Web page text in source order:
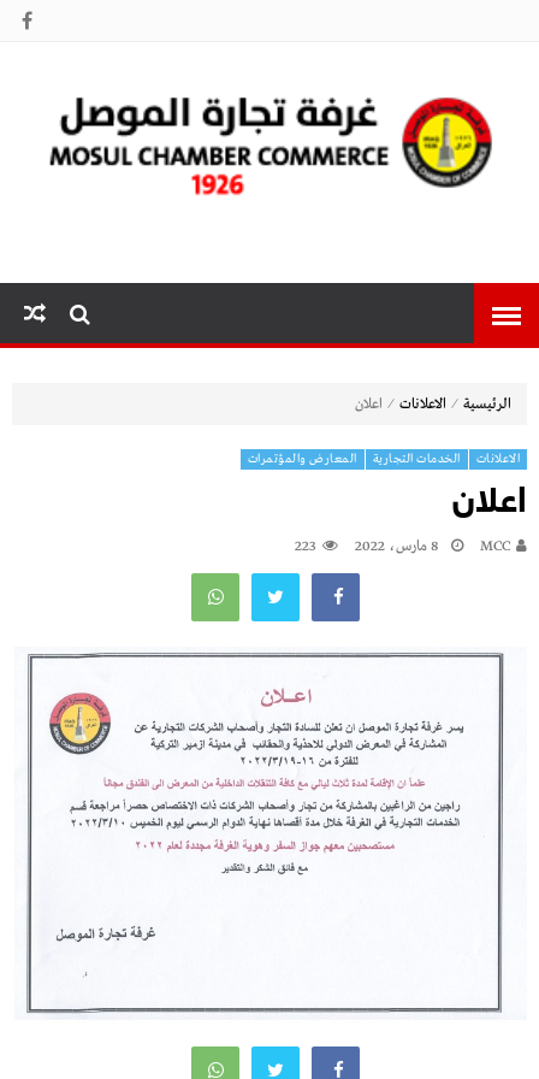
الموصل
الرئيسية ⁄ الاعلانات ⁄ اعلان
الاعلانات الخدمات التجارية المعارض والمؤتمرات
اعلان
MCC 8 مارس، 2022 223